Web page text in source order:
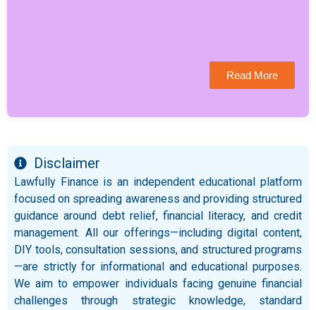
Read More
Disclaimer
Lawfully Finance is an independent educational platform
focused on spreading awareness and providing structured
guidance around debt relief, financial literacy, and credit
management. All our offerings—including digital content,
DIY tools, consultation sessions, and structured programs
—are strictly for informational and educational purposes.
We aim to empower individuals facing genuine financial
challenges through strategic knowledge, standard